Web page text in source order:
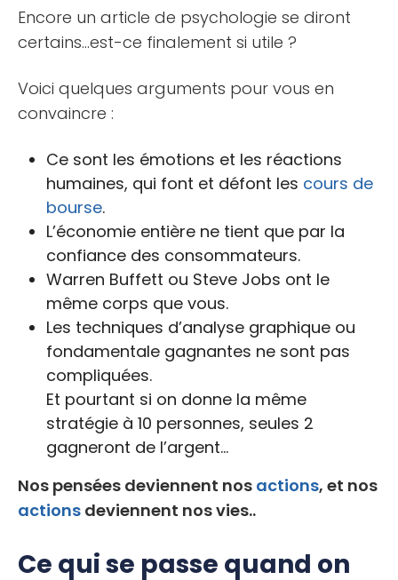
Encore un article de psychologie se diront
certains…est-ce finalement si utile ?
Voici quelques arguments pour vous en
convaincre :
Ce sont les émotions et les réactions
humaines, qui font et défont les cours de
bourse.
L’économie entière ne tient que par la
confiance des consommateurs.
Warren Buffett ou Steve Jobs ont le
même corps que vous.
Les techniques d’analyse graphique ou
fondamentale gagnantes ne sont pas
compliquées.
Et pourtant si on donne la même
stratégie à 10 personnes, seules 2
gagneront de l’argent…
Nos pensées deviennent nos actions, et nos
actions deviennent nos vies..
Ce qui se passe quand on